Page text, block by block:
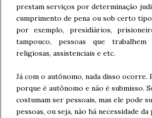
prestam serviços por determinação
cumprimento de pena ou sob certo tipo
por exemplo, presidiários,
tampouco, pessoas que trabalhem
religiosas, assistenciais e etc.
Já com o autônomo, nada disso ocorre.
porque é autônomo e não é submisso.
costumam ser pessoais, mas ele pode
pessoas, ou seja, não há necessidade da